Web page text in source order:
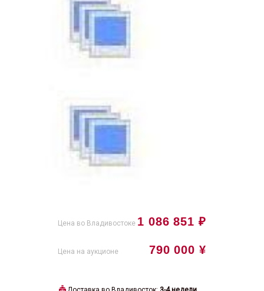
1 086 851 ₽
Цена во Владивостоке
790 000 ¥
Цена на аукционе